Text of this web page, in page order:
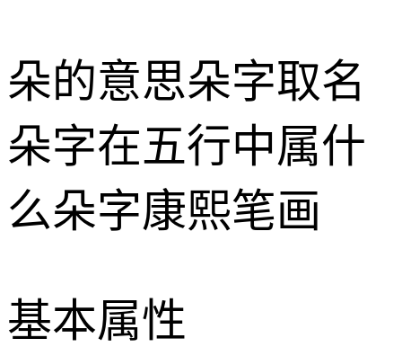
朵的意思朵字取名
朵字在五行中属什
么朵字康熙笔画
基本属性